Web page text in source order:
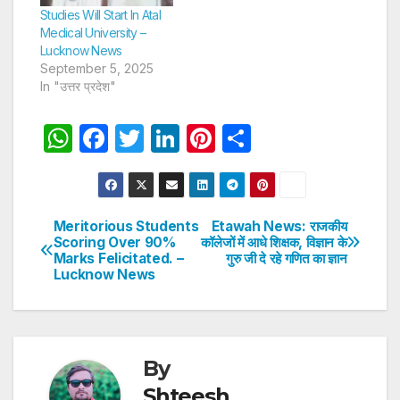
Studies Will Start In Atal
Medical University –
Lucknow News
September 5, 2025
In "उत्तर प्रदेश"
W
s
A
p
p
F
a
c
e
b
o
o
T
w
itt
er
Li
n
k
e
dI
Pi
nt
er
e
st
h
ar
e
Post
navigation
Etawah News: राजकीय
कॉलेजों में आधे शिक्षक, विज्ञान के
गुरु जी दे रहे गणित का ज्ञान
Meritorious Students
Scoring Over 90%
Marks Felicitated. –
Lucknow News
By